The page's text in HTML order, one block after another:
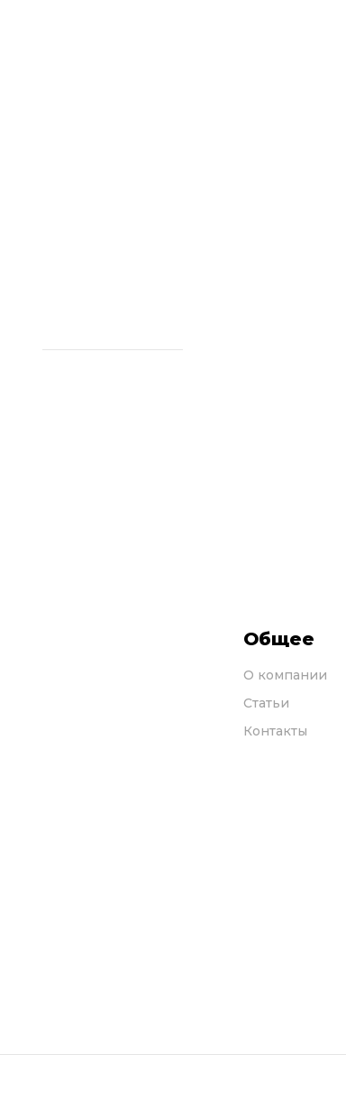
Общее
О компании
Статьи
Контакты